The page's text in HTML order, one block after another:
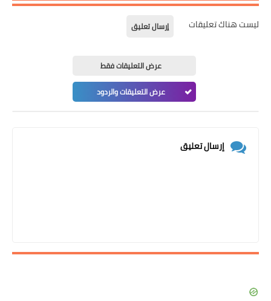
ليست هناك تعليقات إرسال تعليق
عرض التعليقات فقط
عرض التعليقات والردود
إرسال تعليق